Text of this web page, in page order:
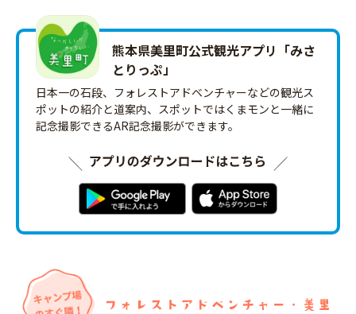
熊本県美里町公式観光アプリ「みさ
とりっ‪ぷ‬」
日本一の石段、フォレストアドベンチャーなどの観光ス
ポットの紹介と道案内、スポットではくまモンと一緒に
記念撮影できるAR記念撮影ができます。